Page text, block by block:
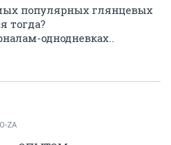
популярных глянцевых
тогда?
однодневках..
O-ZA